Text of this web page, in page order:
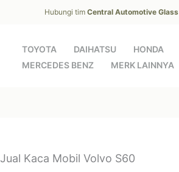
Hubungi tim Central Automotive Glass
TOYOTA DAIHATSU HONDA
MERCEDES BENZ
MERK LAINNYA
Jual Kaca Mobil Volvo S60